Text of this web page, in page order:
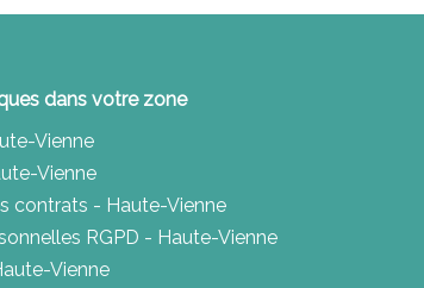
dans votre zone
Vienne
Vienne
contrats - Haute-Vienne
RGPD - Haute-Vienne
Vienne